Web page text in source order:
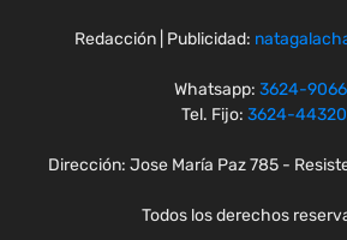
Redacción | Publicidad:
Whatsapp: 3624-
Tel. Fijo: 3624-
Dirección: Jose María Paz 785 -
Todos los derechos